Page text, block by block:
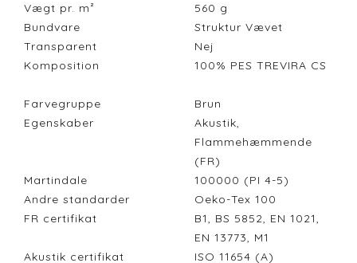
Vægt pr. m²
560 g
Bundvare
Struktur Vævet
Transparent
Nej
Komposition
100% PES TREVIRA CS
Farvegruppe
Brun
Egenskaber
Akustik,
Flammehæmmende
(FR)
Martindale
100000 (PI 4-5)
Andre standarder
Oeko-Tex 100
FR certifikat
B1, BS 5852, EN 1021,
EN 13773, M1
Akustik certifikat
ISO 11654 (A)